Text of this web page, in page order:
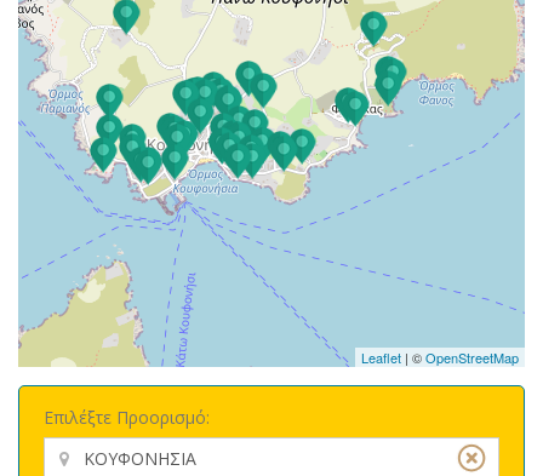
Leaflet | ©OpenStreetMap
Επιλέξτε Προορισμό: